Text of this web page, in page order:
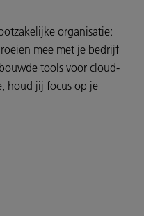
organisatie:
mee met je bedrijf
tools voor cloud-
houd jij focus op je